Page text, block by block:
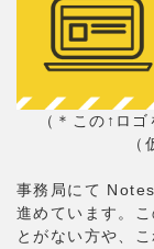
（＊この↑ロ
事務局にて
進めています。
とがない方や、